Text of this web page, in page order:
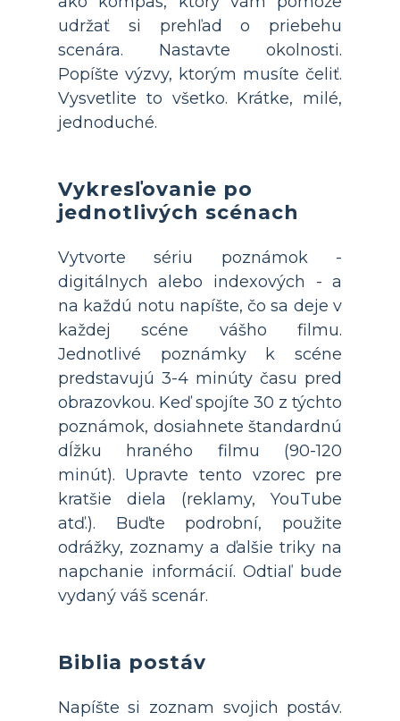
udržať si prehľad o priebehu
scenára. Nastavte okolnosti.
Popíšte výzvy, ktorým musíte čeliť.
Vysvetlite to všetko. Krátke, milé,
jednoduché.
Vykresľovanie po
jednotlivých scénach
Vytvorte sériu poznámok -
digitálnych alebo indexových - a
na každú notu napíšte, čo sa deje v
každej scéne vášho filmu.
Jednotlivé poznámky k scéne
predstavujú 3-4 minúty času pred
obrazovkou. Keď spojíte 30 z týchto
poznámok, dosiahnete štandardnú
dĺžku hraného filmu (90-120
minút). Upravte tento vzorec pre
kratšie diela (reklamy, YouTube
atď.). Buďte podrobní, použite
odrážky, zoznamy a ďalšie triky na
napchanie informácií. Odtiaľ bude
vydaný váš scenár.
Biblia postáv
Napíšte si zoznam svojich postáv.